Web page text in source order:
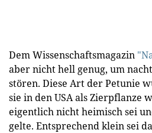
Dem Wissenschaftsmagazin
aber nicht hell genug, um
stören. Diese Art der Petunie
sie in den USA als Zierpflanze
eigentlich nicht heimisch sei
gelte. Entsprechend klein sei